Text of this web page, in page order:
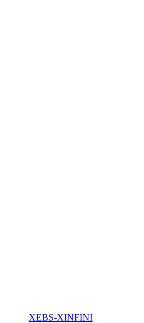
XEBS-XINFINI